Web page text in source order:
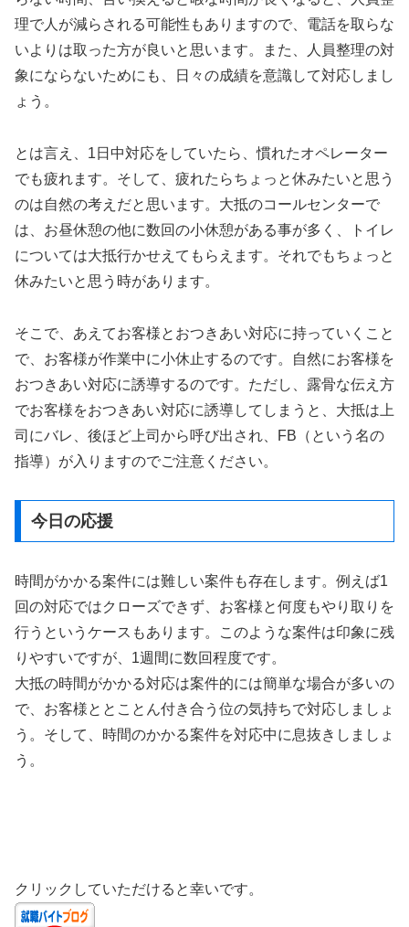
理で人が減らされる可能性もありますので、電話を取らな
いよりは取った方が良いと思います。また、人員整理の対
象にならないためにも、日々の成績を意識して対応しまし
ょう。
とは言え、1日中対応をしていたら、慣れたオペレーター
でも疲れます。そして、疲れたらちょっと休みたいと思う
のは自然の考えだと思います。大抵のコールセンターで
は、お昼休憩の他に数回の小休憩がある事が多く、トイレ
については大抵行かせえてもらえます。それでもちょっと
休みたいと思う時があります。
そこで、あえてお客様とおつきあい対応に持っていくこと
で、お客様が作業中に小休止するのです。自然にお客様を
おつきあい対応に誘導するのです。ただし、露骨な伝え方
でお客様をおつきあい対応に誘導してしまうと、大抵は上
司にバレ、後ほど上司から呼び出され、FB（という名の
指導）が入りますのでご注意ください。
今日の応援
時間がかかる案件には難しい案件も存在します。例えば1
回の対応ではクローズできず、お客様と何度もやり取りを
行うというケースもあります。このような案件は印象に残
りやすいですが、1週間に数回程度です。
大抵の時間がかかる対応は案件的には簡単な場合が多いの
で、お客様ととことん付き合う位の気持ちで対応しましょ
う。そして、時間のかかる案件を対応中に息抜きしましょ
う。
クリックしていただけると幸いです。